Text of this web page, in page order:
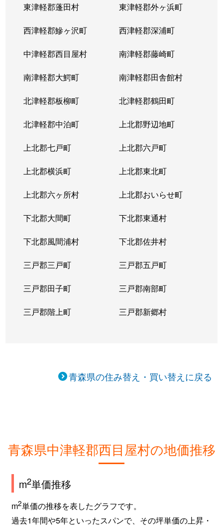
東津軽郡蓬田村 東津軽郡外ヶ浜町
西津軽郡鰺ヶ沢町 西津軽郡深浦町
中津軽郡西目屋村 南津軽郡藤崎町
南津軽郡大鰐町 南津軽郡田舎館村
北津軽郡板柳町 北津軽郡鶴田町
北津軽郡中泊町 上北郡野辺地町
上北郡七戸町 上北郡六戸町
上北郡横浜町 上北郡東北町
上北郡六ヶ所村 上北郡おいらせ町
下北郡大間町 下北郡東通村
下北郡風間浦村 下北郡佐井村
三戸郡三戸町 三戸郡五戸町
三戸郡田子町 三戸郡南部町
三戸郡階上町 三戸郡新郷村
青森県の住み替え・買い替えに戻る
青森県中津軽郡西目屋村の地価推移
m2単価推移
m2単価の推移を表したグラフです。
過去1年間や5年といったスパンで、その坪単価の上昇・